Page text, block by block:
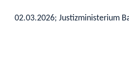
02.03.2026; Justizministerium